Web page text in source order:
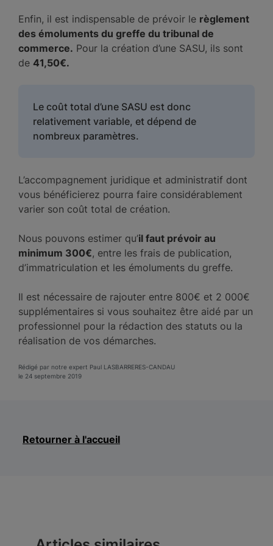
Enfin, il est indispensable de prévoir le règlement
des émoluments du greffe du tribunal de
commerce. Pour la création d’une SASU, ils sont
de 41,50€.
Le coût total d’une SASU est donc
relativement variable, et dépend de
nombreux paramètres.
L’accompagnement juridique et administratif dont
vous bénéficierez pourra faire considérablement
varier son coût total de création.
Nous pouvons estimer qu’il faut prévoir au
minimum 300€, entre les frais de publication,
d’immatriculation et les émoluments du greffe.
Il est nécessaire de rajouter entre 800€ et 2 000€
supplémentaires si vous souhaitez être aidé par un
professionnel pour la rédaction des statuts ou la
réalisation de vos démarches.
Rédigé par notre expert Paul LASBARRERES-CANDAU
le 24 septembre 2019
Retourner à l'accueil